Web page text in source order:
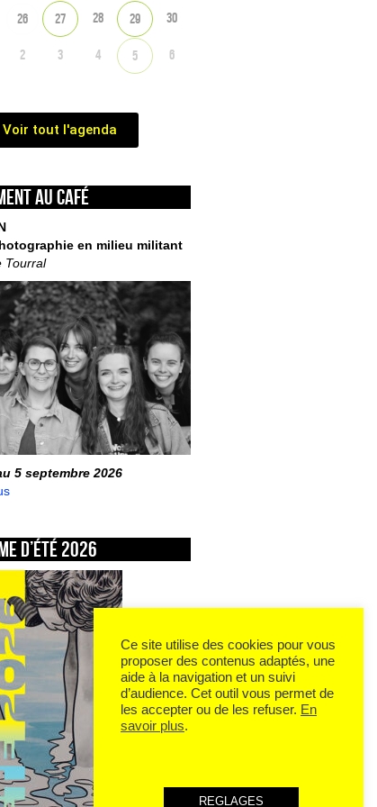
26 27 28 29 30
2 3 4 5 6
Voir tout l'agenda
au café
en milieu militant
Tourral
5 septembre 2026
d’été 2026
Ce site utilise des cookies pour vous
proposer des contenus adaptés, une
aide à la navigation et un suivi
d’audience. Cet outil vous permet de
les accepter ou de les refuser. En
savoir plus.
REGLAGES